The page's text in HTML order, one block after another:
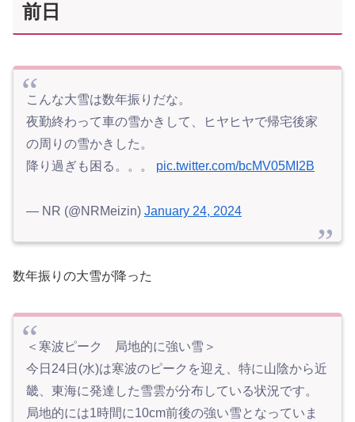
前日
こんな大雪は数年振りだな。
夜勤終わって車の雪かきして、ヒヤヒヤで帰宅後家
の周りの雪かきした。
降り過ぎも困る。。。 pic.twitter.com/bcMV05MI2B
— NR (@NRMeizin) January 24, 2024
数年振りの大雪が降った
＜寒波ピーク 局地的に強い雪＞
今日24日(水)は寒波のピークを迎え、特に山陰から近
畿、東海に発達した雪雲が分布している状況です。
局地的には1時間に10cm前後の強い雪となっていま